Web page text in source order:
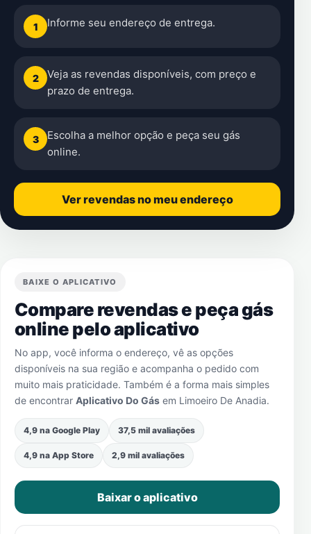
1 Informe seu endereço de entrega.
2
Veja as revendas disponíveis, com preço e
prazo de entrega.
3
Escolha a melhor opção e peça seu gás
online.
Ver revendas no meu endereço
BAIXE O APLICATIVO
Compare revendas e peça gás
online pelo aplicativo
No app, você informa o endereço, vê as opções
disponíveis na sua região e acompanha o pedido com
muito mais praticidade. Também é a forma mais simples
de encontrar Aplicativo Do Gás em Limoeiro De Anadia.
4,9 na Google Play 37,5 mil avaliações
4,9 na App Store 2,9 mil avaliações
Baixar o aplicativo